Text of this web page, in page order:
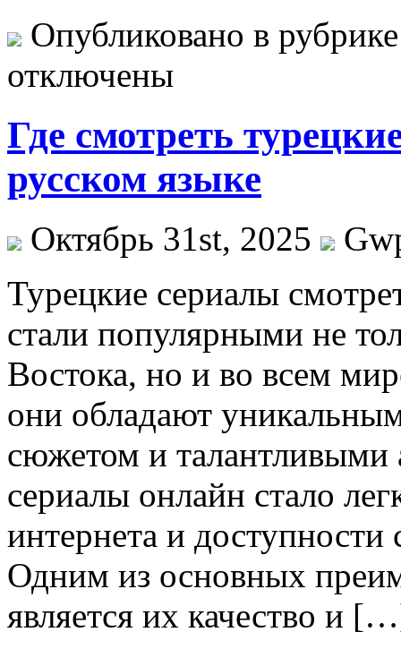
Опубликовано в
отключены
Где смотреть
русском языке
Октябрь 31st, 2025
Турeцкиe сeриaлы
стали популярными не
Востока, но и во всем
они обладают
сюжетом и талантливыми
сериалы онлайн стало
интернета и
Одним из основных
является их качество и